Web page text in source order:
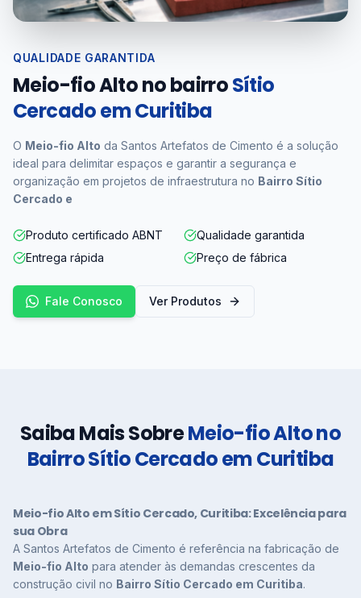
QUALIDADE GARANTIDA
Meio-fio Alto no bairroSítio
Cercado em Curitiba
O Meio-fio Alto da Santos Artefatos de Cimento é a solução
ideal para delimitar espaços e garantir a segurança e
organização em projetos de infraestrutura no Bairro Sítio
Cercado e
Produto certificado ABNT
Qualidade garantida
Entrega rápida
Preço de fábrica
Fale Conosco Ver Produtos
Saiba Mais SobreMeio-fio Alto no
Bairro Sítio Cercado em Curitiba
Meio-fio Alto em Sítio Cercado, Curitiba: Excelência para
sua Obra
A Santos Artefatos de Cimento é referência na fabricação de
Meio-fio Alto para atender às demandas crescentes da
construção civil no Bairro Sítio Cercado em Curitiba.